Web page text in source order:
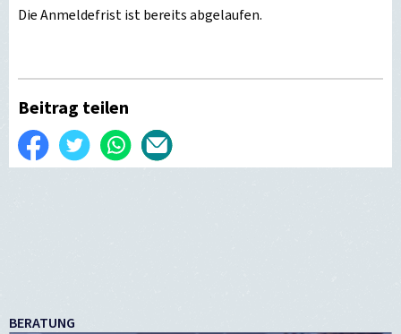
Die Anmeldefrist ist bereits abgelaufen.
Beitrag teilen
Auf
Twittern WhatsApp
BERATUNG